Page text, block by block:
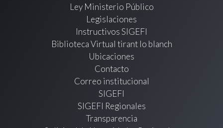
Ley Ministerio Público
Legislaciones
Instructivos SIGEFI
Biblioteca Virtual tirant lo blanch
Ubicaciones
Contacto
Correo institucional
SIGEFI
SIGEFI Regionales
Transparencia